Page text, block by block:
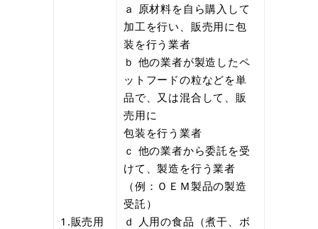
1.販売用
ａ 原材料を自ら購入して
加工を行い、販売用に包
装を行う業者
ｂ 他の業者が製造したペ
ットフードの粒などを単
品で、又は混合して、販
売用に
包装を行う業者
ｃ 他の業者から委託を受
けて、製造を行う業者
（例：ＯＥＭ製品の製造
受託）
ｄ 人用の食品（煮干、ボ